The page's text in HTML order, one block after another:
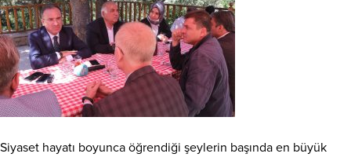
Siyaset hayatı boyunca öğrendiği şeylerin başında en büyük